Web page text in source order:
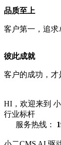
品质至上
客户第一，追求
彼此成就
客户的成功，才
HI，欢迎来到 小
行业标杆
服务热线：